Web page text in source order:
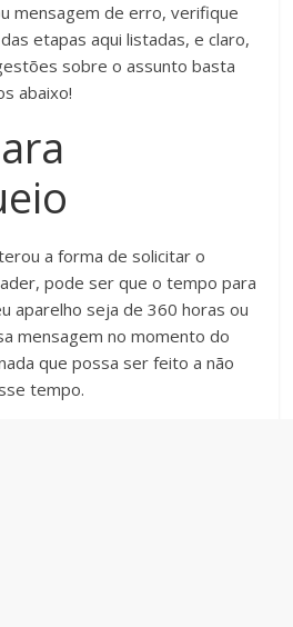
mensagem de erro, verifique
etapas aqui listadas, e claro,
sobre o assunto basta
abaixo!
a forma de solicitar o
pode ser que o tempo para
aparelho seja de 360 horas ou
mensagem no momento do
que possa ser feito a não
tempo.